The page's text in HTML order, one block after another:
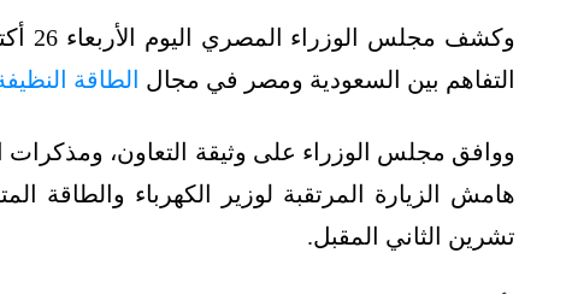
التفاهم بين السعودية ومصر في مجال الطاقة
ووافق مجلس الوزراء على وثيقة التعاون، ومذكرات
هامش الزيارة المرتقبة لوزير الكهرباء
تشرين الثاني المقبل.